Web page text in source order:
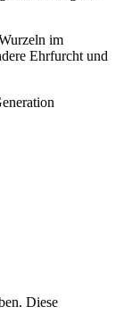
im
Ehrfurcht und
Diese